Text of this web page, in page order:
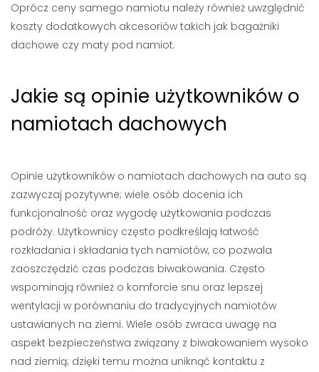
Oprócz ceny samego namiotu należy również uwzględnić
koszty dodatkowych akcesoriów takich jak bagażniki
dachowe czy maty pod namiot.
Jakie są opinie użytkowników o
namiotach dachowych
Opinie użytkowników o namiotach dachowych na auto są
zazwyczaj pozytywne; wiele osób docenia ich
funkcjonalność oraz wygodę użytkowania podczas
podróży. Użytkownicy często podkreślają łatwość
rozkładania i składania tych namiotów, co pozwala
zaoszczędzić czas podczas biwakowania. Często
wspominają również o komforcie snu oraz lepszej
wentylacji w porównaniu do tradycyjnych namiotów
ustawianych na ziemi. Wiele osób zwraca uwagę na
aspekt bezpieczeństwa związany z biwakowaniem wysoko
nad ziemią; dzięki temu można uniknąć kontaktu z